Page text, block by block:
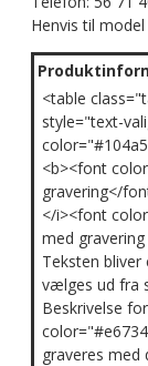
Henvis til
<table
style="text-
<b><font
gravering</
</i><font
med
Teksten
vælges ud fra
Beskrivelse
graveres med